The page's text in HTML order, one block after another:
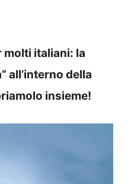
molti italiani: la
all’interno della
insieme!